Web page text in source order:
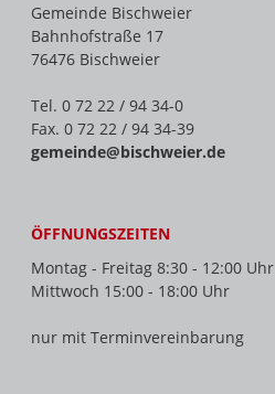
Gemeinde Bischweier
Bahnhofstraße 17
76476 Bischweier
Tel. 0 72 22 / 94 34-0
Fax. 0 72 22 / 94 34-39
gemeinde@bischweier.de
ÖFFNUNGSZEITEN
Montag - Freitag 8:30 - 12:00 Uhr
Mittwoch 15:00 - 18:00 Uhr
nur mit Terminvereinbarung